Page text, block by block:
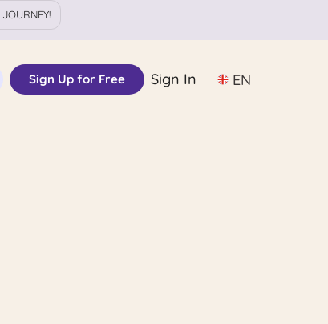
Sign Up for Free Sign In EN